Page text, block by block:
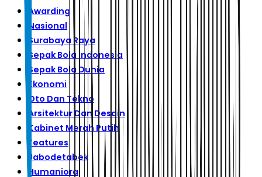
Awarding
Nasional
Surabaya Raya
Sepak Bola Indonesia
Sepak Bola Dunia
Ekonomi
Oto Dan Tekno
Arsitektur Dan Desain
Kabinet Merah Putih
Features
Jabodetabek
Humaniora